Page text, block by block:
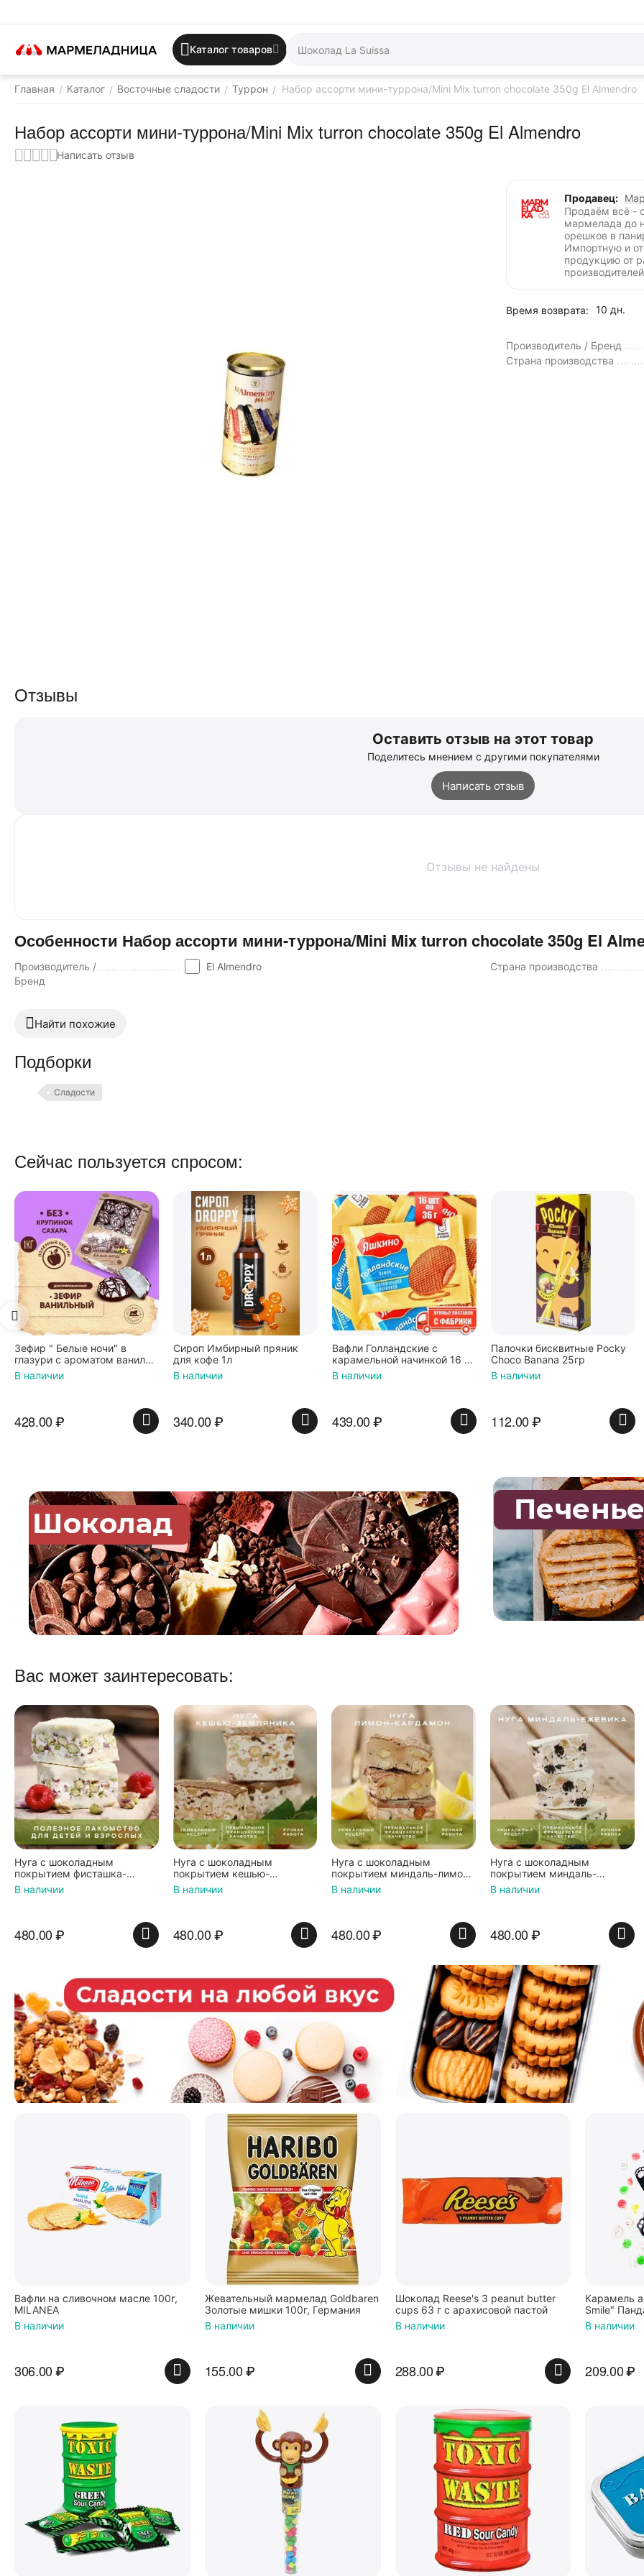
Каталог товаров
Главная / Каталог / Восточные сладости / Туррон / Набор ассорти мини-туррона/Mini Mix turron chocolate 350g El Almendro
Набор ассорти мини-туррона/Mini Mix turron chocolate 350g El Almendro
Написать отзыв
Продавец:
Продаём всё -
мармелада до
орешков в
Импортную и
продукцию от
Время возврата: 10 дн.
Производитель / Бренд
Страна производства
Отзывы
Оставить отзыв на этот товар
Поделитесь мнением с другими покупателями
Написать отзыв
Отзывы не найдены
Особенности Набор ассорти мини-туррона/Mini Mix turron chocolate 350g El
Производитель /
Бренд
El Almendro Страна производства
Найти похожие
Подборки
Сладости
Сейчас пользуется спросом:
гр*4
Сироп Имбирный пряник
для кофе 1л
В наличии
340.00
Вафли Голландские с
карамельной начинкой 16 шт
по 36 г ТМ Яшкино
В наличии
439.00
Палочки бисквитные Pocky
Choco Banana 25гр
В наличии
112.00
Вафли Коровка, c
шоколадной
В наличии
74.00
Вас может заинтересовать:
Нуга с шоколадным
покрытием фисташка-
малина, Шоколадная
мастерская Федорининой
В наличии
480.00₽
Нуга с шоколадным
покрытием кешью-
земляника-мускатный орех,
Шоколадная мастерская
В наличии
480.00₽
Нуга с шоколадным
покрытием миндаль-лимон-
кардамон, Шоколадная
мастерская Федорининой
В наличии
480.00₽
Нуга с шоколадным
покрытием миндаль-
ежевика-ваниль,
Шоколадная мастерская
В наличии
480.00₽
Вафли на сливочном масле 100г,
MILANEA
В наличии
306.00₽
Жевательный мармелад Goldbaren
Золотые мишки 100г, Германия
В наличии
155.00₽
Шоколад Reese's 3 peanut butter
cups 63 г с арахисовой пастой
В наличии
288.00₽
Карамель
Smile"
В наличии
209.00₽